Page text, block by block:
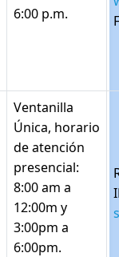
6:00 p.m.
Ventanilla
Única, horario
de atención
presencial:
8:00 am a
12:00m y
3:00pm a
6:00pm.